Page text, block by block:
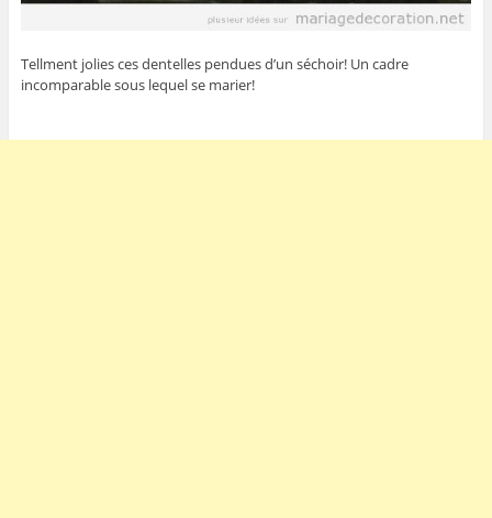
Tellment jolies ces dentelles pendues d’un séchoir! Un cadre
incomparable sous lequel se marier!